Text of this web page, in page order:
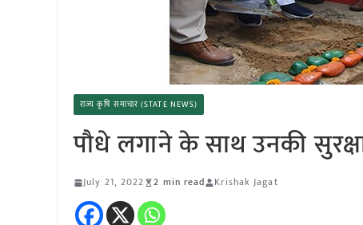
राज्य कृषि समाचार (STATE NEWS)
पौधे लगाने के साथ उनकी
July 21, 2022 2 min read Krishak Jagat